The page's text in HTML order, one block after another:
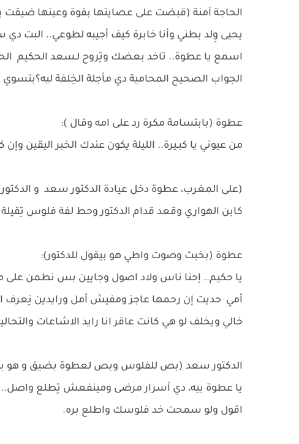
الحاجة آمنة (قبضت على عصايتها بقوة وعينها ضيقت
يحيى وِلد بطني وأنا خابرة كيف أجيبه لطوعي..
اسمع يا عطوة.. تاخد بعضك وتِروح لـسعد الحكيم
الجواب الصحيح المحامية دي مأجلة الخِلفة
عطوة (بابتسامة مكرة رد على امه وقال ):
من عيوني يا كبـيرة.. الليلة يكون عندك الخبر
(على المغرب، عطوة دخل عيادة الدكتور سعد و
كابن الهواري وقعد قدام الدكتور وحط لفة فلوس
عطوة (بخبث وصوت واطي هو بيقول للدكتور):
يا حكيم.. إحنا ناس ولاد اصول وجايين بس نطمن على
أمي حديت إن رحمها عاجز ومفيش أمل ورايدين نِعرف
خالي ويخلف لو هي كانت عاقر انا رايد الاشاعات
الدكتور سعد (بص للفلوس وبص لعطوة بضيق و هو
يا عطوة بيه، دي أسرار مرضى ومينفعش تِطلع
اقول ولو سمحت خد فلوسك واطلع بره.